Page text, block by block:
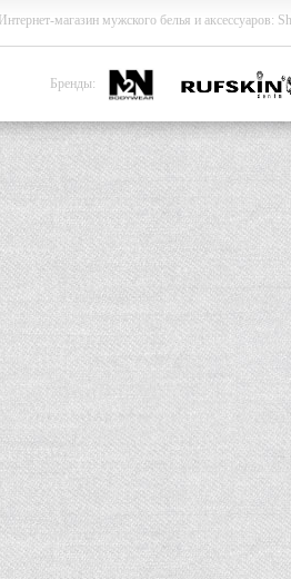
Интернет-магазин мужского белья и аксессуаров:
Бренды: